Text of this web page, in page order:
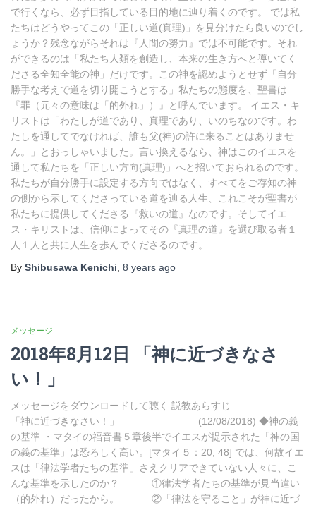
で行くなら、必ず目指している目的地に辿り着くのです。 では私
たちはどうやってこの「正しい道(真理)」を見分けたら良いのでし
ょうか？残念ながらそれは『人間の努力』では不可能です。それ
ができるのは「私たち人類を創造し、本来の生き方へと導いてく
ださる全知全能の神」だけです。この神を認めようとせず「自分
勝手な考えで道を切り開こうとする」私たちの態度を、聖書は
『罪（元々の意味は「的外れ」）』と呼んでいます。 イエス・キ
リストは「わたしが道であり、真理であり、いのちなのです。わ
たしを通してでなければ、誰も父(神)の許に来ることはありませ
ん。」とおっしゃいました。言い換えるなら、神はこのイエスを
通して私たちを「正しい方向(真理)」へと招いておられるのです。
私たちが自分勝手に設定する方向ではなく、すべてをご存知の神
の側から示してくださっている道を辿る人生、これこそが聖書が
私たちに提供してくださる『救いの道』なのです。そしてイエ
ス・キリストは、信仰によってその『真理の道』を選び取る者１
人１人と共に人生を歩んでくださるのです。
By Shibusawa Kenichi 8 years ago
メッセージ
2018年8月12日 「神に近づきなさ
い！」
メッセージをダウンロードして聴く 説教あらすじ
「神に近づきなさい！」 (12/08/2018) ◆神の義
の基準 ・マタイの福音書５章後半でイエスが提示された「神の国
の義の基準」は恐ろしく高い。[マタイ５：20, 48] では、何故イエ
スは「律法学者たちの基準」さえクリアできていない人々に、こ
んな基準を示したのか？ ①律法学者たちの基準が見当違い
（的外れ）だったから。 ②「律法を守ること」が神に近づ